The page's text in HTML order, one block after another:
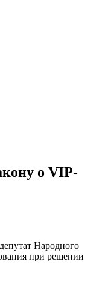
о VIP-
Народного
при решении